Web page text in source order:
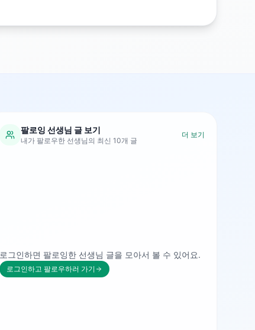
팔로잉 선생님 글 보기
내가 팔로우한 선생님의 최신 10개 글
더 보기
로그인하면 팔로잉한 선생님 글을 모아서 볼 수 있어요.
로그인하고 팔로우하러 가기